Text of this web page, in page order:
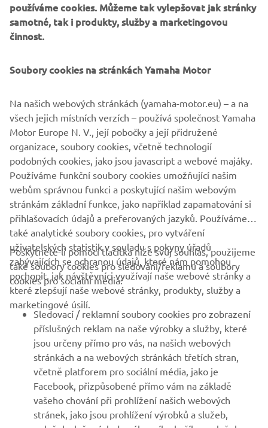
komunitu se tak úzce shoduje s naším
cílem. Jejich odhodlání nám pomůže
Riders for Health
ZAPOJTE SE
FIREMNÍ
VÍCE YAMAHA
PODPORA
používáme cookies. Můžeme tak vylepšovat jak stránky
samotné, tak i produkty, služby a marketingovou
činnost.
Soubory cookies na stránkách Yamaha Motor
Na našich webových stránkách (yamaha-motor.eu) – a na
všech jejich místních verzích – používá společnost Yamaha
Motor Europe N. V., její pobočky a její přidružené
organizace, soubory cookies, včetně technologií
podobných cookies, jako jsou javascript a webové majáky.
Používáme funkční soubory cookies umožňující našim
webům správnou funkci a poskytující našim webovým
stránkám základní funkce, jako například zapamatování si
přihlašovacích údajů a preferovaných jazyků. Používáme
také analytické soubory cookies, pro vytváření
uživatelských statistik v souladu s pokyny úřadů
zabývajících se ochranou údajů, které nám pomohou
pochopit, jak návštěvníci využívají naše webové stránky a
které zlepšují naše webové stránky, produkty, služby a
marketingové úsilí.
Poskytnete-li pomocí tlačítka níže svůj souhlas, použijeme
také soubory cookies pro sledování/reklamu a soubory
cookies pro sociální média:
Sledovací / reklamní soubory cookies pro zobrazení
příslušných reklam na naše výrobky a služby, které
jsou určeny přímo pro vás, na našich webových
stránkách a na webových stránkách třetích stran,
včetně platforem pro sociální média, jako je
Facebook, přizpůsobené přímo vám na základě
vašeho chování při prohlížení našich webových
stránek, jako jsou prohlížení výrobků a služeb,